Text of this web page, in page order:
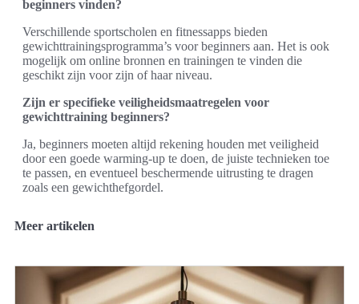
beginners vinden?
Verschillende sportscholen en fitnessapps bieden
gewichttrainingsprogramma’s voor beginners aan. Het is ook
mogelijk om online bronnen en trainingen te vinden die
geschikt zijn voor zijn of haar niveau.
Zijn er specifieke veiligheidsmaatregelen voor
gewichttraining beginners?
Ja, beginners moeten altijd rekening houden met veiligheid
door een goede warming-up te doen, de juiste technieken toe
te passen, en eventueel beschermende uitrusting te dragen
zoals een gewichthefgordel.
Meer artikelen